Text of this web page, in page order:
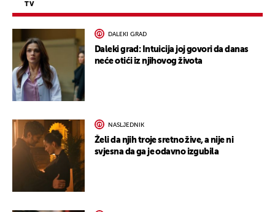
TV
DALEKI GRAD
Daleki grad: Intuicija joj govori da danas
neće otići iz njihovog života
NASLJEDNIK
Želi da njih troje sretno žive, a nije ni
svjesna da ga je odavno izgubila